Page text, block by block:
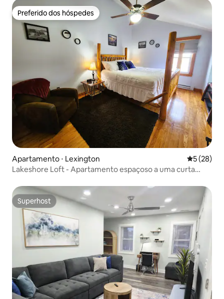
Preferido dos hóspedes
Preferido dos hóspedes
Apartamento ⋅ Lexington 5 de uma
5 (28)
Lakeshore Loft - Apartamento espaçoso a uma curta
Superhost
Superhost